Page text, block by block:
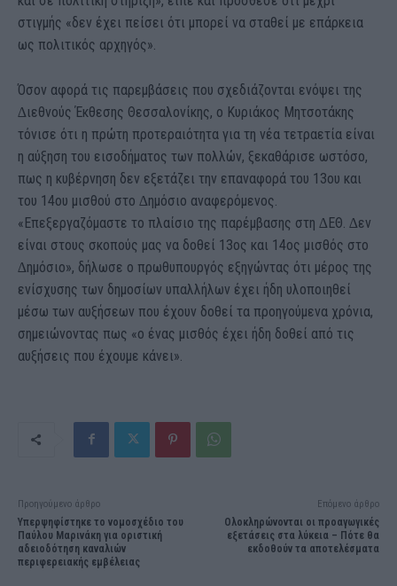
στιγµής «δεν έχει πείσει ότι µπορεί να σταθεί µε επάρκεια
ως πολιτικός αρχηγός».
Όσον αφορά τις παρεµβάσεις που σχεδιάζονται ενόψει της
∆ιεθνούς Έκθεσης Θεσσαλονίκης, ο Κυριάκος Μητσοτάκης
τόνισε ότι η πρώτη προτεραιότητα για τη νέα τετραετία είναι
η αύξηση του εισοδήµατος των πολλών, ξεκαθάρισε ωστόσο,
πως η κυβέρνηση δεν εξετάζει την επαναφορά του 13ου και
του 14ου µισθού στο ∆ηµόσιο αναφερόµενος.
«Επεξεργαζόµαστε το πλαίσιο της παρέµβασης στη ∆ΕΘ. ∆εν
είναι στους σκοπούς µας να δοθεί 13ος και 14ος µισθός στο
∆ηµόσιο», δήλωσε ο πρωθυπουργός εξηγώντας ότι µέρος της
ενίσχυσης των δηµοσίων υπαλλήλων έχει ήδη υλοποιηθεί
µέσω των αυξήσεων που έχουν δοθεί τα προηγούµενα χρόνια,
σηµειώνοντας πως «ο ένας µισθός έχει ήδη δοθεί από τις
αυξήσεις που έχουµε κάνει».
Προηγούμενο άρθρο
Υπερψηφίστηκε το νομοσχέδιο του
Παύλου Μαρινάκη για οριστική
αδειοδότηση καναλιών
περιφερειακής εμβέλειας
Επόμενο άρθρο
Ολοκληρώνονται οι προαγωγικές
εξετάσεις στα λύκεια – Πότε θα
εκδοθούν τα αποτελέσματα